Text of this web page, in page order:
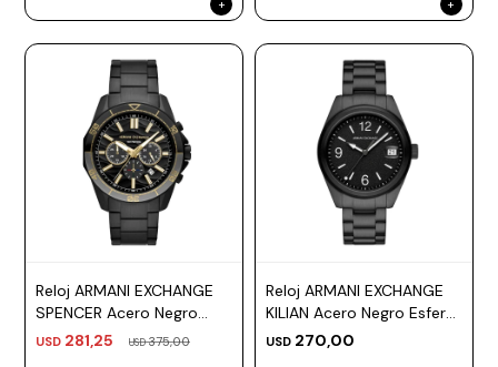
Reloj ARMANI EXCHANGE
SPENCER Acero Negro
Esfera 44mm
USD 281,25 USD375,00
Reloj ARMANI EXCHANGE
KILIAN Acero Negro Esfera
42mm
USD 270,00